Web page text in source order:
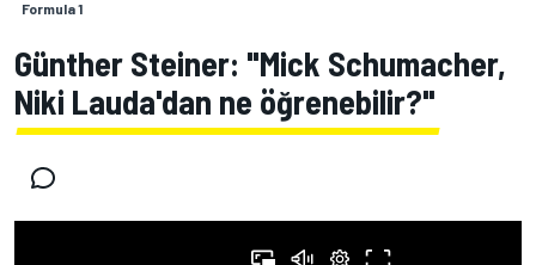
Formula 1
Günther Steiner: "Mick Schumacher,
Niki Lauda'dan ne öğrenebilir?"